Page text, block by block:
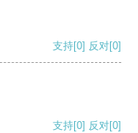
支持[0] 反对[0]
支持[0] 反对[0]